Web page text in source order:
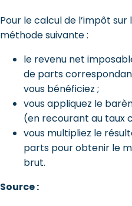
Pour le calcul de l’impôt
méthode suivante :
le revenu net
de parts
vous bénéficiez ;
vous appliquez le
(en recourant au taux
vous multipliez le
parts pour obtenir le
brut.
Source :